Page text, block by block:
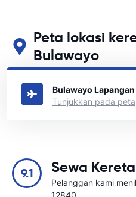
Peta lokasi
Bulawayo
Lihat lokasi sewa kereta utama
Bulawayo
Tunjukkan pada peta
9.1 Sewa
Pelanggan kami
12840